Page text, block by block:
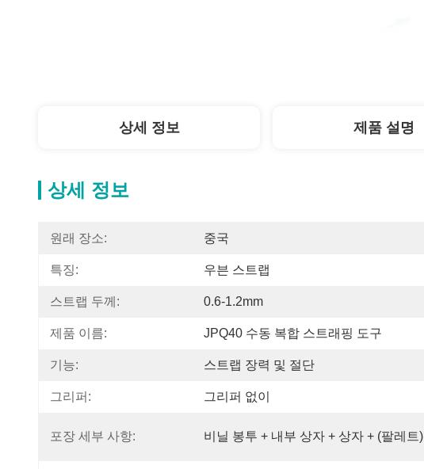
상세 정보 제품 설명
상세 정보
원래 장소: 중국
특징: 우븐 스트랩
스트랩 두께: 0.6-1.2mm
제품 이름: JPQ40 수동 복합 스트래핑 도구
기능: 스트랩 장력 및 절단
그리퍼: 그리퍼 없이
포장 세부 사항: 비닐 봉투 + 내부 상자 + 상자 + (팔레트)